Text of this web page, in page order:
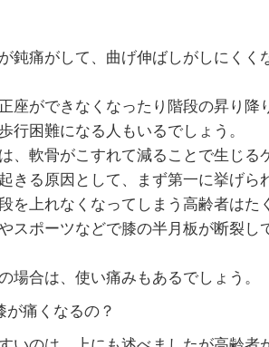
鈍痛がして、曲げ伸ばしがしにくく
座ができなくなったり階段の昇り降
行困難になる人もいるでしょう。
、軟骨がこすれて減ることで生じる
きる原因として、まず第一に挙げら
を上れなくなってしまう高齢者はた
スポーツなどで膝の半月板が断裂し
場合は、使い痛みもあるでしょう。
が痛くなるの？